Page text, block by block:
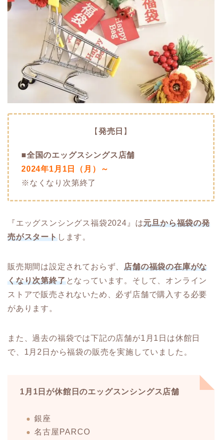
【 発売日 】
■全国のエッグスシングス店舗
2024年1月1日（月）～
※なくなり次第終了
『エッグスンシングス福袋2024』は元旦から福袋の発
売がスタートします。
販売期間は設定されておらず、店舗の福袋の在庫がな
くなり次第終了となっています。そして、オンライン
ストアで販売されないため、必ず店舗で購入する必要
があります。
また、過去の福袋では下記の店舗が1月1日は休館日
で、1月2日から福袋の販売を実施していました。
1月1日が休館日のエッグスンシングス店舗
銀座
名古屋PARCO